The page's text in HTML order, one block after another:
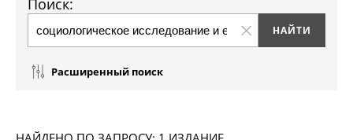
Поиск:
Расширенный поиск